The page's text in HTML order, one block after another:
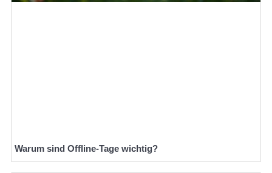
Warum sind Offline-Tage wichtig?